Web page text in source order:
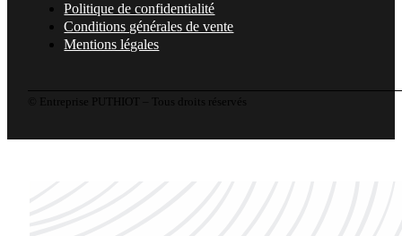
Politique de confidentialité
Conditions générales de vente
Mentions légales
© Entreprise PUTHIOT – Tous droits réservés